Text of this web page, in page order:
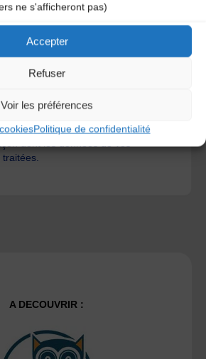
ne s'afficheront pas)
Accepter
Refuser
Voir les préférences
Politique de confidentialité
pour réduire les indésirables.En
traitées
A DECOUVRIR :